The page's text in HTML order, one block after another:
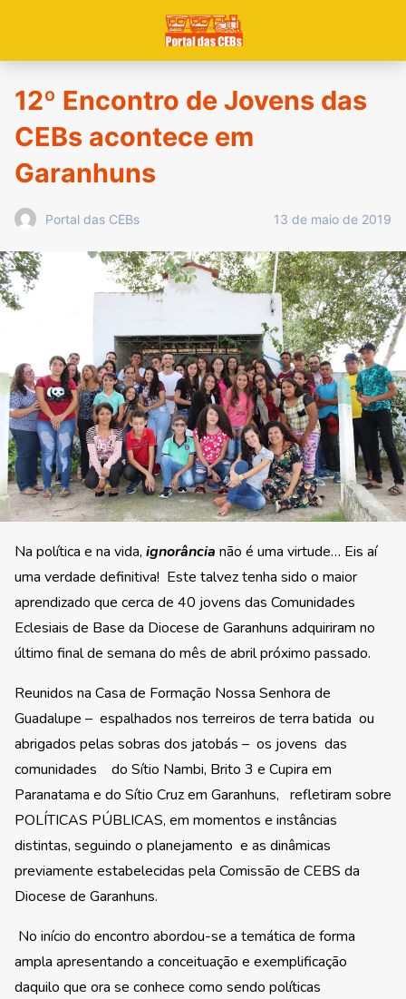
12º Encontro de Jovens das
CEBs acontece em
Garanhuns
Portal das CEBs 13 de maio de 2019
Na política e na vida, ignorância não é uma virtude… Eis aí
uma verdade definitiva! Este talvez tenha sido o maior
aprendizado que cerca de 40 jovens das Comunidades
Eclesiais de Base da Diocese de Garanhuns adquiriram no
último final de semana do mês de abril próximo passado.
Reunidos na Casa de Formação Nossa Senhora de
Guadalupe – espalhados nos terreiros de terra batida ou
abrigados pelas sobras dos jatobás – os jovens das
comunidades do Sítio Nambi, Brito 3 e Cupira em
Paranatama e do Sítio Cruz em Garanhuns, refletiram sobre
POLÍTICAS PÚBLICAS, em momentos e instâncias
distintas, seguindo o planejamento e as dinâmicas
previamente estabelecidas pela Comissão de CEBS da
Diocese de Garanhuns.
No início do encontro abordou-se a temática de forma
ampla apresentando a conceituação e exemplificação
daquilo que ora se conhece como sendo políticas